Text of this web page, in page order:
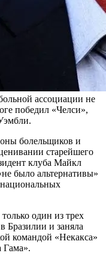
ассоциации не
победил «Челси»,
болельщиков и
старейшего
клуба Майкл
было альтернативы»
один из трех
Бразилии и заняла
командой «Некакса»
Гама».